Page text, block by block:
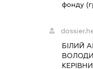
фонду
БІЛИЙ